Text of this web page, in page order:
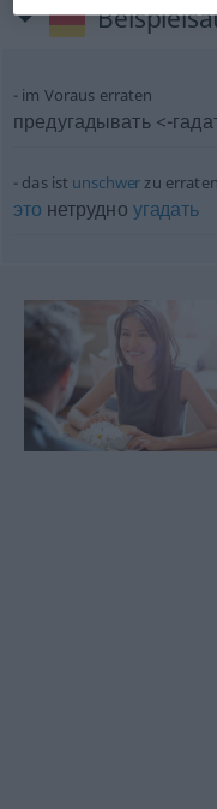
im Voraus erraten
предугадывать <-
das ist unschwerzu erraten
это нетрудно угадать